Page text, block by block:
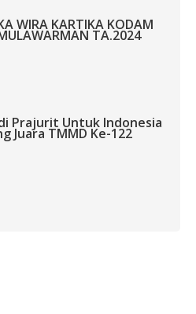
WIRA KARTIKA KODAM
TA.2024
Prajurit Untuk Indonesia
Juara TMMD Ke-122